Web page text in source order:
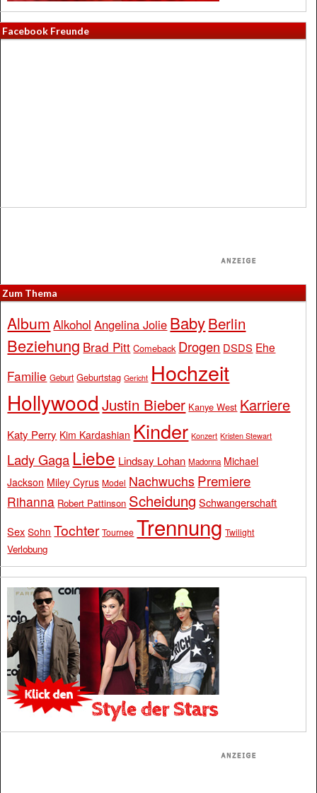
Facebook Freunde
Zum Thema
Album Alkohol Angelina Jolie BabyBerlin
Beziehung Brad Pitt Comeback Drogen DSDS Ehe
Familie Geburt Geburtstag Gericht Hochzeit
Hollywood Justin Bieber Kanye West Karriere
Katy Perry Kim Kardashian Kinder Konzert Kristen Stewart
Lady Gaga Liebe Lindsay Lohan Madonna Michael
Jackson Miley Cyrus Model Nachwuchs Premiere
Rihanna Robert Pattinson Scheidung Schwangerschaft
Sex Sohn Tochter Tournee Trennung Twilight
Verlobung